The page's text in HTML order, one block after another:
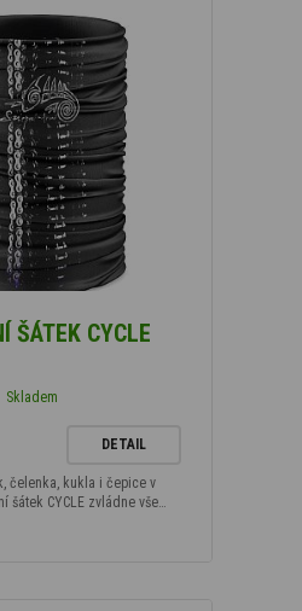
ŠÁTEK CYCLE
Skladem
DETAIL
čelenka, kukla i čepice v
šátek CYCLE zvládne vše…